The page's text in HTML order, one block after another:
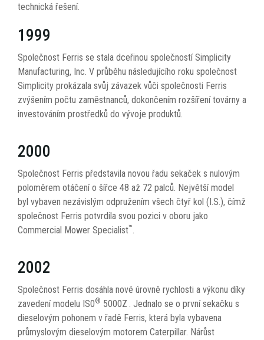
technická řešení.
1999
Společnost Ferris se stala dceřinou společností Simplicity
Manufacturing, Inc. V průběhu následujícího roku společnost
Simplicity prokázala svůj závazek vůči společnosti Ferris
zvýšením počtu zaměstnanců, dokončením rozšíření továrny a
investováním prostředků do vývoje produktů.
2000
Společnost Ferris představila novou řadu sekaček s nulovým
poloměrem otáčení o šířce 48 až 72 palců. Největší model
byl vybaven nezávislým odpružením všech čtyř kol (I.S.), čímž
společnost Ferris potvrdila svou pozici v oboru jako
Commercial Mower Specialist™.
2002
Společnost Ferris dosáhla nové úrovně rychlosti a výkonu díky
zavedení modelu IS0® 5000Z . Jednalo se o první sekačku s
dieselovým pohonem v řadě Ferris, která byla vybavena
průmyslovým dieselovým motorem Caterpillar. Nárůst